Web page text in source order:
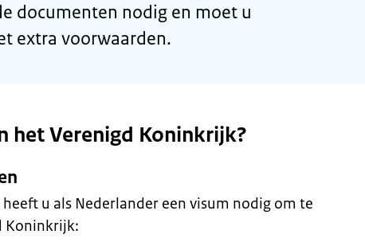
documenten nodig en moet u
extra voorwaarden.
het Verenigd Koninkrijk?
u als Nederlander een visum nodig om te
Koninkrijk: